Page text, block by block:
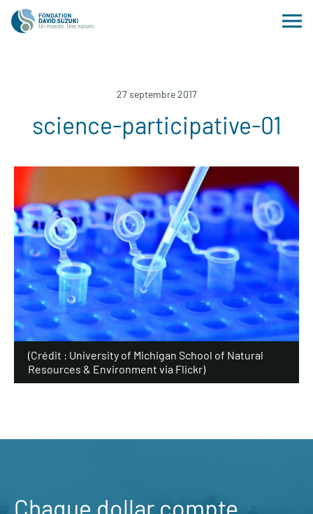
27 septembre 2017
science-participative-01
(Crédit : University of Michigan School of Natural
Resources & Environment via Flickr)
Chaque dollar compte